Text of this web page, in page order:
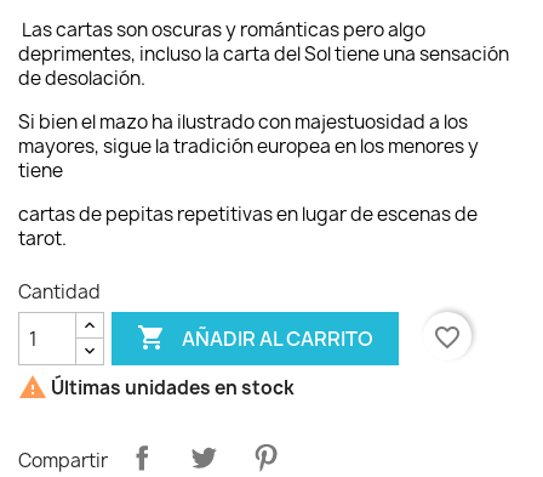
Las cartas son oscuras y románticas pero algo
deprimentes, incluso la carta del Sol tiene una sensación
de desolación.
Si bien el mazo ha ilustrado con majestuosidad a los
mayores,sigue la tradición europea en los menores y
tiene
cartas de pepitas repetitivas en lugar de escenas de
tarot.
Cantidad
 AÑADIR AL CARRITO
favorite_border
 Últimas unidades en stock
Compartir